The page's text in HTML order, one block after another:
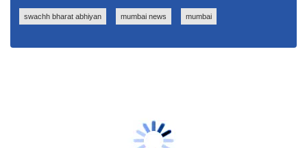
swachh bharat abhiyan mumbai news mumbai